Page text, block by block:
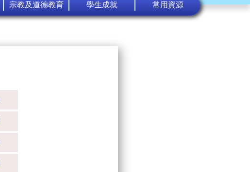
宗教及道德教育 學生成就 常用資源